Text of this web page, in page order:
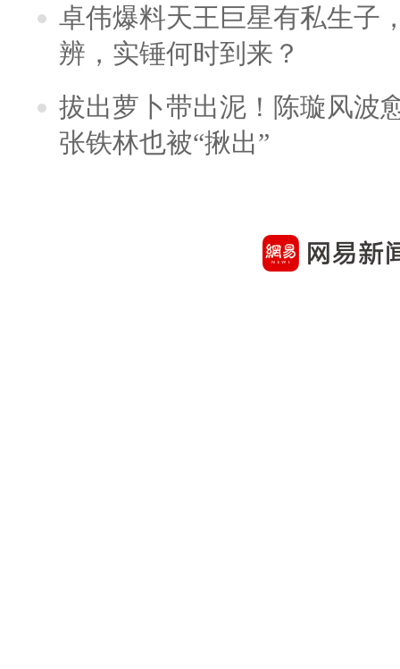
卓伟爆料天王巨星有私生子
辨，实锤何时到来？
拔出萝卜带出泥！陈璇风波
张铁林也被“揪出”